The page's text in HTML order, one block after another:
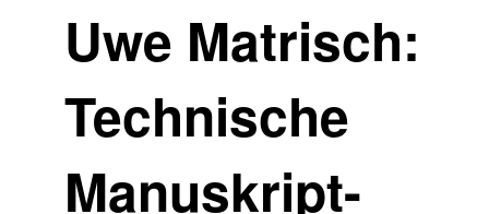
Uwe Matrisch:
Technische
Manuskript-